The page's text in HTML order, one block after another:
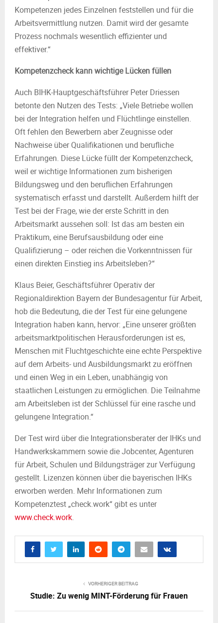
Kompetenzen jedes Einzelnen feststellen und für die
Arbeitsvermittlung nutzen. Damit wird der gesamte
Prozess nochmals wesentlich effizienter und
effektiver.“
Kompetenzcheck kann wichtige Lücken füllen
Auch BIHK-Hauptgeschäftsführer Peter Driessen
betonte den Nutzen des Tests: „Viele Betriebe wollen
bei der Integration helfen und Flüchtlinge einstellen.
Oft fehlen den Bewerbern aber Zeugnisse oder
Nachweise über Qualifikationen und berufliche
Erfahrungen. Diese Lücke füllt der Kompetenzcheck,
weil er wichtige Informationen zum bisherigen
Bildungsweg und den beruflichen Erfahrungen
systematisch erfasst und darstellt. Außerdem hilft der
Test bei der Frage, wie der erste Schritt in den
Arbeitsmarkt aussehen soll: Ist das am besten ein
Praktikum, eine Berufsausbildung oder eine
Qualifizierung – oder reichen die Vorkenntnissen für
einen direkten Einstieg ins Arbeitsleben?“
Klaus Beier, Geschäftsführer Operativ der
Regionaldirektion Bayern der Bundesagentur für Arbeit,
hob die Bedeutung, die der Test für eine gelungene
Integration haben kann, hervor: „Eine unserer größten
arbeitsmarktpolitischen Herausforderungen ist es,
Menschen mit Fluchtgeschichte eine echte Perspektive
auf dem Arbeits- und Ausbildungsmarkt zu eröffnen
und einen Weg in ein Leben, unabhängig von
staatlichen Leistungen zu ermöglichen. Die Teilnahme
am Arbeitsleben ist der Schlüssel für eine rasche und
gelungene Integration.“
Der Test wird über die Integrationsberater der IHKs und
Handwerkskammern sowie die Jobcenter, Agenturen
für Arbeit, Schulen und Bildungsträger zur Verfügung
gestellt. Lizenzen können über die bayerischen IHKs
erworben werden. Mehr Informationen zum
Kompetenztest „check.work“ gibt es unter
www.check.work.
VORHERIGER BEITRAG
Studie: Zu wenig MINT-Förderung für Frauen